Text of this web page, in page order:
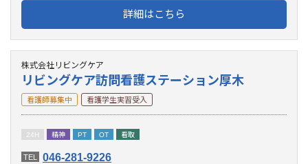
詳細はこちら
株式会社リビングケア
リビングケア訪問看護ステーション厚木
看護師募集中 看護学生実習受入
24H 精神 PT OT 看取
TEL 046-281-9226